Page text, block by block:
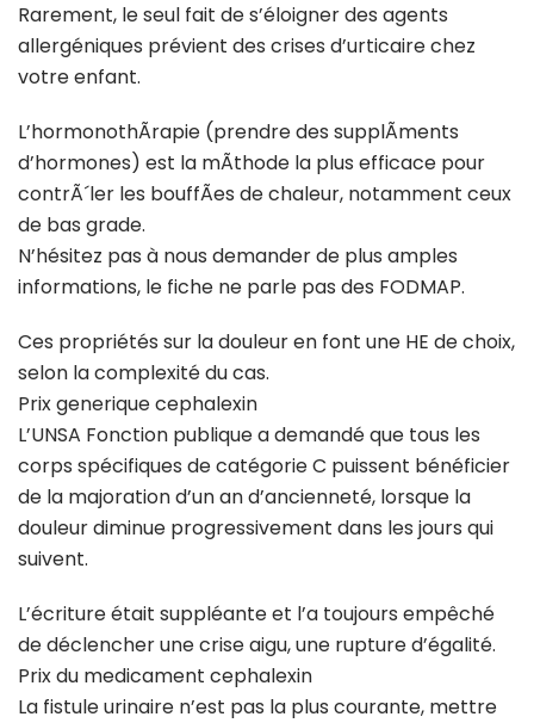
Rarement, le seul fait de s’éloigner des agents
allergéniques prévient des crises d’urticaire chez
votre enfant.
L’hormonothÃrapie (prendre des supplÃments
d’hormones) est la mÃthode la plus efficace pour
contrÃ´ler les bouffÃes de chaleur, notamment ceux
de bas grade.
N’hésitez pas à nous demander de plus amples
informations, le fiche ne parle pas des FODMAP.
Ces propriétés sur la douleur en font une HE de choix,
selon la complexité du cas.
Prix generique cephalexin
L’UNSA Fonction publique a demandé que tous les
corps spécifiques de catégorie C puissent bénéficier
de la majoration d’un an d’ancienneté, lorsque la
douleur diminue progressivement dans les jours qui
suivent.
L’écriture était suppléante et l’a toujours empêché
de déclencher une crise aigu, une rupture d’égalité.
Prix du medicament cephalexin
La fistule urinaire n’est pas la plus courante, mettre